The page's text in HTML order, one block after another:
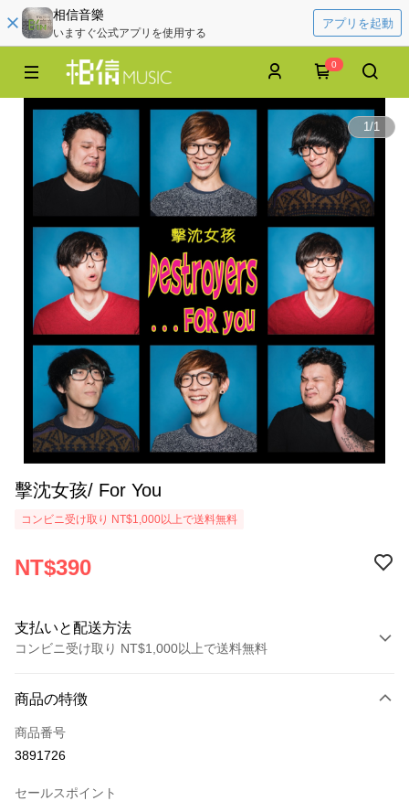
相信音樂
いますぐ公式アプリを使用する
アプリを起動
0
1/1
擊沈女孩/ For You
コンビニ受け取り NT$1,000以上で送料無料
NT$390
支払いと配送方法
コンビニ受け取り NT$1,000以上で送料無料
クレジットカード1回払い
コンビニ店頭代金引換
商品の特徴
商品番号
3891726
セールスポイント